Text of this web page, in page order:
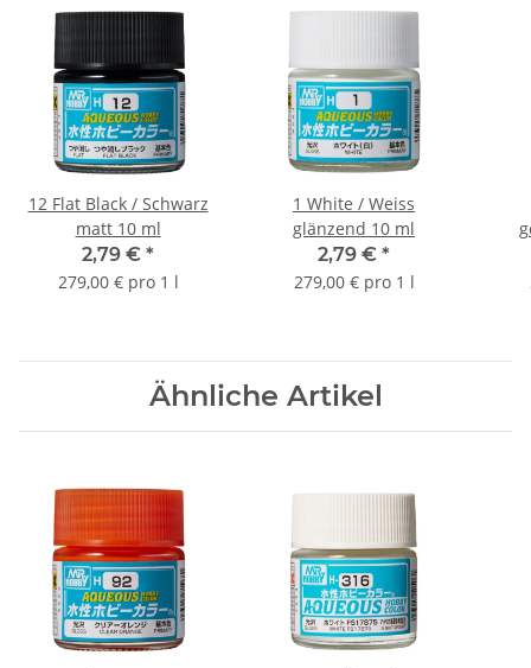
12 Flat Black / Schwarz
matt 10 ml
2,79 € *
279,00 € pro 1 l
1 White / Weiss
glänzend 10 ml
2,79 € *
279,00 € pro 1 l
Ähnliche Artikel